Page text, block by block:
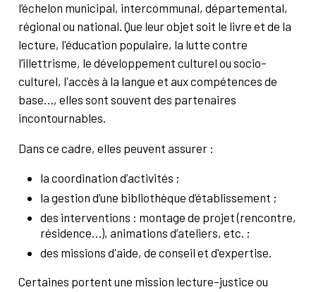
l’échelon municipal, intercommunal, départemental,
régional ou national. Que leur objet soit le livre et de la
lecture, l'éducation populaire, la lutte contre
l’illettrisme, le développement culturel ou socio-
culturel, l'accès à la langue et aux compétences de
base…, elles sont souvent des partenaires
incontournables.
Dans ce cadre, elles peuvent assurer :
la coordination d’activités ;
la gestion d’une bibliothèque d’établissement ;
des interventions : montage de projet (rencontre,
résidence…), animations d’ateliers, etc. ;
des missions d'aide, de conseil et d'expertise.
Certaines portent une mission lecture-justice ou